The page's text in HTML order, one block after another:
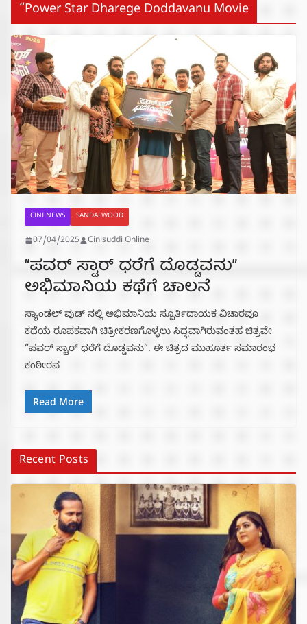
“Power Star Dharege Doddavanu Movie
CINI NEWS SANDALWOOD
07/04/2025 Cinisuddi Online
“ಪವರ್ ಸ್ಟಾರ್ ಧರೆಗೆ ದೊಡ್ಡವನು”
ಅಭಿಮಾನಿಯ ಕಥೆಗೆ ಚಾಲನೆ
ಸ್ಯಾಂಡಲ್ ವುಡ್ ನಲ್ಲಿ ಅಭಿಮಾನಿಯ ಸ್ಪೂರ್ತಿದಾಯಕ ವಿಚಾರವೂ
ಕಥೆಯ ರೂಪಕವಾಗಿ ಚಿತ್ರೀಕರಣಗೊಳ್ಳಲು ಸಿದ್ಧವಾಗಿರುವಂತಹ ಚಿತ್ರವೇ
“ಪವರ್ ಸ್ಟಾರ್ ಧರೆಗೆ ದೊಡ್ಡವನು”. ಈ ಚಿತ್ರದ ಮುಹೂರ್ತ ಸಮಾರಂಭ
ಕಂಠೀರವ
Read More
Recent Posts